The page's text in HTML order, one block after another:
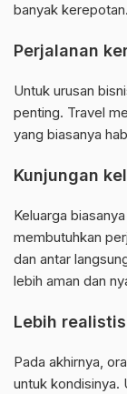
banyak kerepotan.
Perjalanan
Untuk urusan
penting. Travel
yang biasanya
Kunjungan
Keluarga
membutuhkan
dan antar
lebih aman dan
Lebih
Pada akhirnya,
untuk kondisinya.